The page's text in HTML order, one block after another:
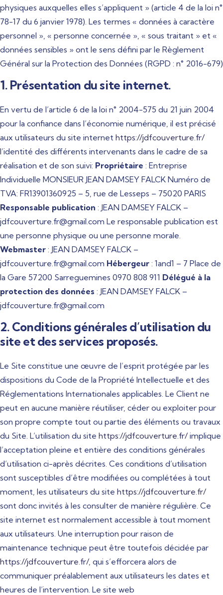
physiques auxquelles elles s’appliquent » (article 4 de la loi n°
78-17 du 6 janvier 1978). Les termes « données à caractère
personnel », « personne concernée », « sous traitant » et «
données sensibles » ont le sens défini par le Règlement
Général sur la Protection des Données (RGPD : n° 2016-679)
1. Présentation du site internet.
En vertu de l’article 6 de la loi n° 2004-575 du 21 juin 2004
pour la confiance dans l’économie numérique, il est précisé
aux utilisateurs du site internet https://jdfcouverture.fr/
l’identité des différents intervenants dans le cadre de sa
réalisation et de son suivi: Propriétaire : Entreprise
Individuelle MONSIEUR JEAN DAMSEY FALCK Numéro de
TVA: FR13901360925 – 5, rue de Lesseps – 75020 PARIS
Responsable publication : JEAN DAMSEY FALCK –
jdfcouverture.fr@gmail.com Le responsable publication est
une personne physique ou une personne morale.
Webmaster : JEAN DAMSEY FALCK –
jdfcouverture.fr@gmail.com Hébergeur : 1and1 – 7 Place de
la Gare 57200 Sarreguemines 0970 808 911 Délégué à la
protection des données : JEAN DAMSEY FALCK –
jdfcouverture.fr@gmail.com
2. Conditions générales d’utilisation du
site et des services proposés.
Le Site constitue une œuvre de l’esprit protégée par les
dispositions du Code de la Propriété Intellectuelle et des
Réglementations Internationales applicables. Le Client ne
peut en aucune manière réutiliser, céder ou exploiter pour
son propre compte tout ou partie des éléments ou travaux
du Site. L’utilisation du site https://jdfcouverture.fr/implique
l’acceptation pleine et entière des conditions générales
d’utilisation ci-après décrites. Ces conditions d’utilisation
sont susceptibles d’être modifiées ou complétées à tout
moment, les utilisateurs du site https://jdfcouverture.fr/
sont donc invités à les consulter de manière régulière. Ce
site internet est normalement accessible à tout moment
aux utilisateurs. Une interruption pour raison de
maintenance technique peut être toutefois décidée par
https://jdfcouverture.fr/, qui s’efforcera alors de
communiquer préalablement aux utilisateurs les dates et
heures de l’intervention. Le site web